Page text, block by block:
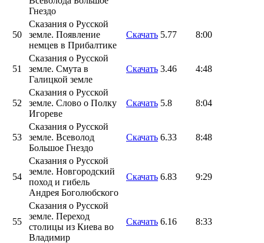
Гнездо
50
Сказания о Русской
земле. Появление
немцев в Прибалтике
Скачать 5.77 8:00
51
Сказания о Русской
земле. Смута в
Галицкой земле
Скачать 3.46 4:48
52
Сказания о Русской
земле. Слово о Полку
Игореве
Скачать 5.8 8:04
53
Сказания о Русской
земле. Всеволод
Большое Гнездо
Скачать 6.33 8:48
54
Сказания о Русской
земле. Новгородский
поход и гибель
Андрея Боголюбского
Скачать 6.83 9:29
55
Сказания о Русской
земле. Переход
столицы из Киева во
Владимир
Скачать 6.16 8:33